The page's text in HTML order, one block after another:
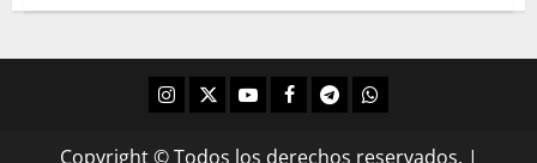
Copyright © Todos los derechos reservados. |